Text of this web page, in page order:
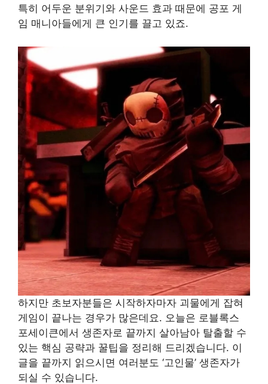
특히 어두운 분위기와 사운드 효과 때문에 공포 게
임 매니아들에게 큰 인기를 끌고 있죠.
하지만 초보자분들은 시작하자마자 괴물에게 잡혀
게임이 끝나는 경우가 많은데요. 오늘은 로블록스
포세이큰에서 생존자로 끝까지 살아남아 탈출할 수
있는 핵심 공략과 꿀팁을 정리해 드리겠습니다. 이
글을 끝까지 읽으시면 여러분도 ‘고인물’ 생존자가
되실 수 있습니다.